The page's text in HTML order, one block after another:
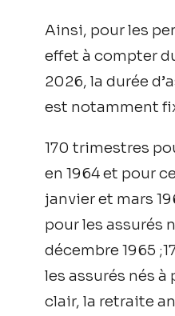
Ainsi, pour les
effet à compter
2026, la durée
est notamment
170 trimestres
en 1964 et pour
janvier et mars
pour les assurés
décembre 1965
les assurés nés à
clair, la retraite